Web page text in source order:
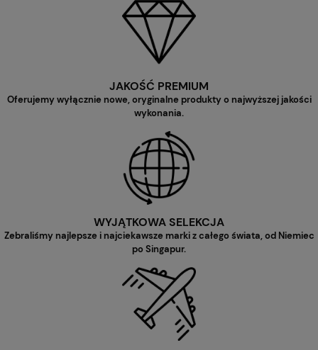
JAKOŚĆ PREMIUM
Oferujemy wyłącznie nowe, oryginalne produkty o najwyższej jakości
wykonania.
WYJĄTKOWA SELEKCJA
Zebraliśmy najlepsze i najciekawsze marki z całego świata, od Niemiec
po Singapur.